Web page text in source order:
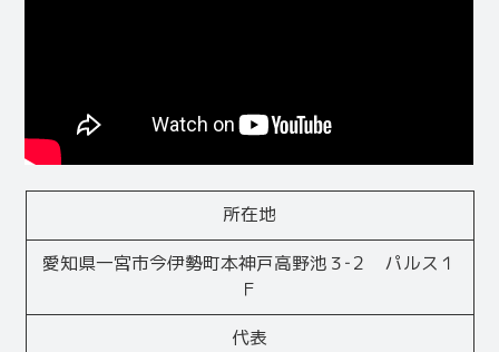
所在地
愛知県一宮市今伊勢町本神戸高野池３‐２ パルス１
Ｆ
代表